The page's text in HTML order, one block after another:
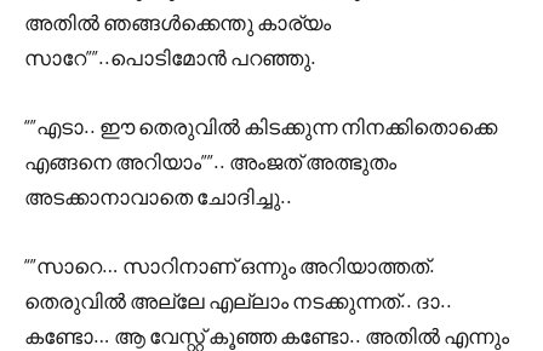
അതിൽ ഞങ്ങൾക്കെന്തു കാര്യം
സാറേ””..പൊടിമോൻ പറഞ്ഞു.
“”എടാ.. ഈ തെരുവിൽ കിടക്കുന്ന നിനക്കിതൊക്കെ
എങ്ങനെ അറിയാം””.. അംജത് അത്ഭുതം
അടക്കാനാവാതെ ചോദിച്ചു..
“”സാറെ… സാറിനാണ് ഒന്നും അറിയാത്തത്.
തെരുവിൽ അല്ലേ എല്ലാം നടക്കുന്നത്.. ദാ..
കണ്ടോ… ആ വേസ്റ്റ് കൂഞ്ഞ കണ്ടോ.. അതിൽ എന്നും